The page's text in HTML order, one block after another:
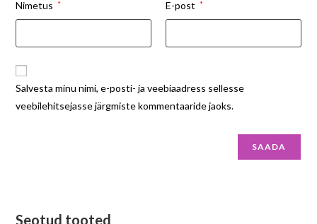
Nimetus * E-post *
Salvesta minu nimi, e-posti- ja veebiaadress sellesse
veebilehitsejasse järgmiste kommentaaride jaoks.
Seotud tooted